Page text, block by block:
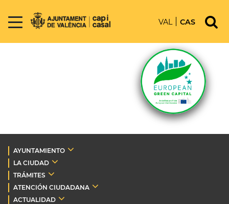
VAL CAS
AYUNTAMIENTO
LA CIUDAD
TRÁMITES
ATENCIÓN CIUDADANA
ACTUALIDAD